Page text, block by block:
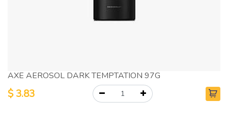
AXE AEROSOL DARK TEMPTATION 97G
$3.83